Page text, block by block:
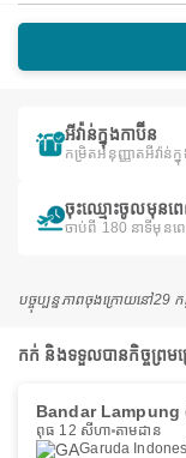
អីវ៉ាន់ក្នុងកាប៊ីន
កម្រិតអនុញ្ញាតអីវ៉ាន់
ចុះឈ្មោះចូលមុនព
ចាប់ពី 180 នាទីមុន
បច្ចុប្បន្នភាពចុងក្រោយនៅ29 ក
កក់ និងទទួលបានកិច្ចព្រ
Bandar Lampung
ពុធ 12 សីហា តាមដាន
Garuda